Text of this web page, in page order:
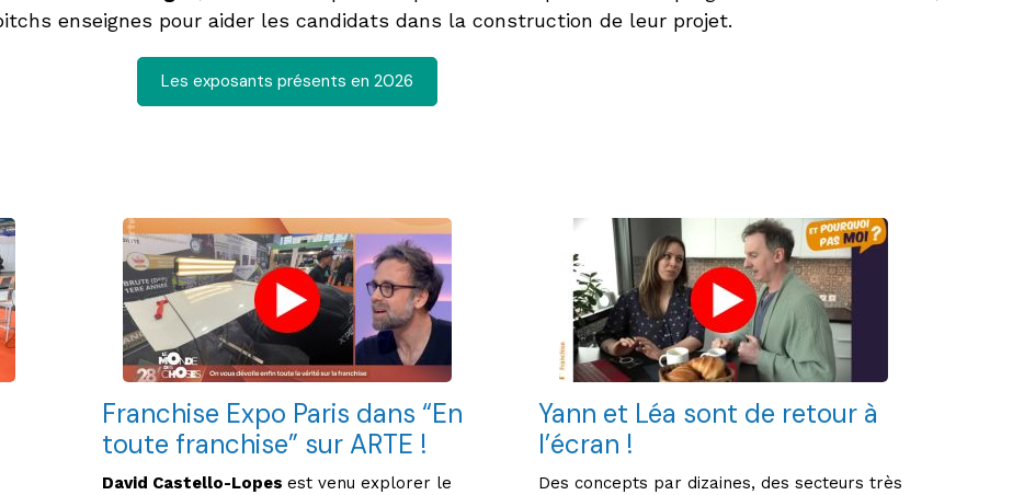
enseignes pour aider les candidats dans la construction de leur projet.
Les exposants présents en 2026
Franchise Expo Paris dans “En
toute franchise” sur ARTE !
David Castello-Lopes est venu explorer le
Yann et Léa sont de retour à
l’écran !
Des concepts par dizaines, des secteurs très